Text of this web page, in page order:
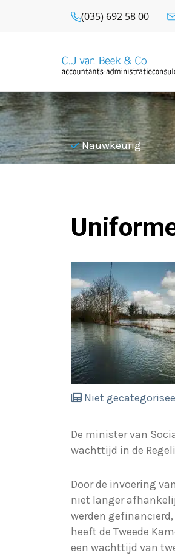
(035) 692 58 00
Nauwkeurig
Niet
De minister van
wachttijd in de
Door de invoering
niet langer
werden
heeft de Tweede
een wachttijd van